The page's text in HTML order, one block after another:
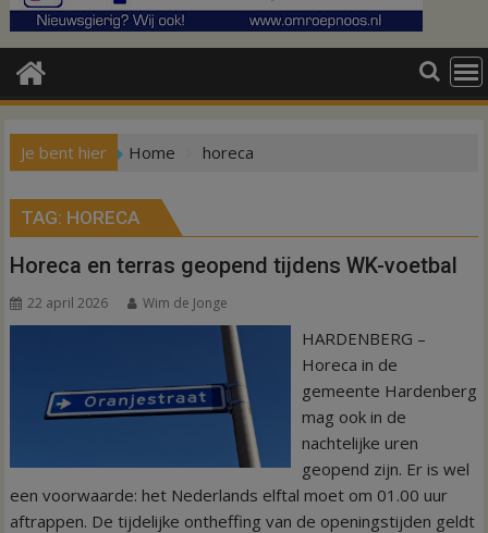
Je bent hier Home horeca
TAG: HORECA
Horeca en terras geopend tijdens WK-voetbal
22 april 2026 Wim de Jonge
HARDENBERG –
Horeca in de
gemeente Hardenberg
mag ook in de
nachtelijke uren
geopend zijn. Er is wel
een voorwaarde: het Nederlands elftal moet om 01.00 uur
aftrappen. De tijdelijke ontheffing van de openingstijden geldt